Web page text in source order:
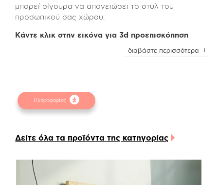
μπορεί σίγουρα να απογειώσει το στυλ του
προσωπικού σας χώρου.
Κάντε κλικ στην εικόνα για 3d προεπισκόπηση
Διαθέτει ένα μεγάλο ντουλάπι αποθήκευσης, δύο
Οι μηχανισμοί που χρησιμοποιούνται είναι ρόδας
Teflon με μεγάλη αντοχή στην χρόνια χρήση και
λειτουργία.
διακριτικά σημεία κρέμασης στην αριστερή
πλευρά του. Ανάλογα με τον χώρο που θα
διαβάστε περισσότερα
Πληροφορίες
Δείτε όλα τα προϊόντα της κατηγορίας